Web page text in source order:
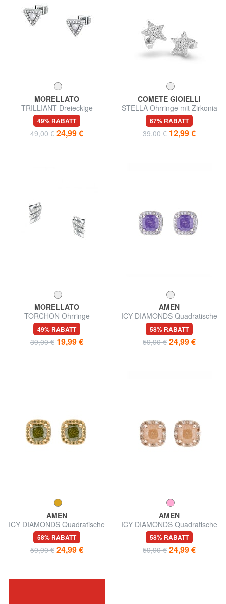
MORELLATO
TRILLIANT Dreieckige
Ohrringe mit Zirkonen
49% RABATT
49,00 € 24,99 €
COMETE GIOIELLI
STELLA Ohrringe mit Zirkonia
67% RABATT
39,00 € 12,99 €
MORELLATO
TORCHON Ohrringe
49% RABATT
39,00 € 19,99 €
AMEN
ICY DIAMONDS Quadratische
Ohrhänger mit Zirkonia
58% RABATT
59,90 € 24,99 €
AMEN
ICY DIAMONDS Quadratische
Ohrhänger mit Zirkonia
58% RABATT
59,90 € 24,99 €
AMEN
ICY DIAMONDS Quadratische
Ohrläppchen mit Zirkonia
58% RABATT
59,90 € 24,99 €